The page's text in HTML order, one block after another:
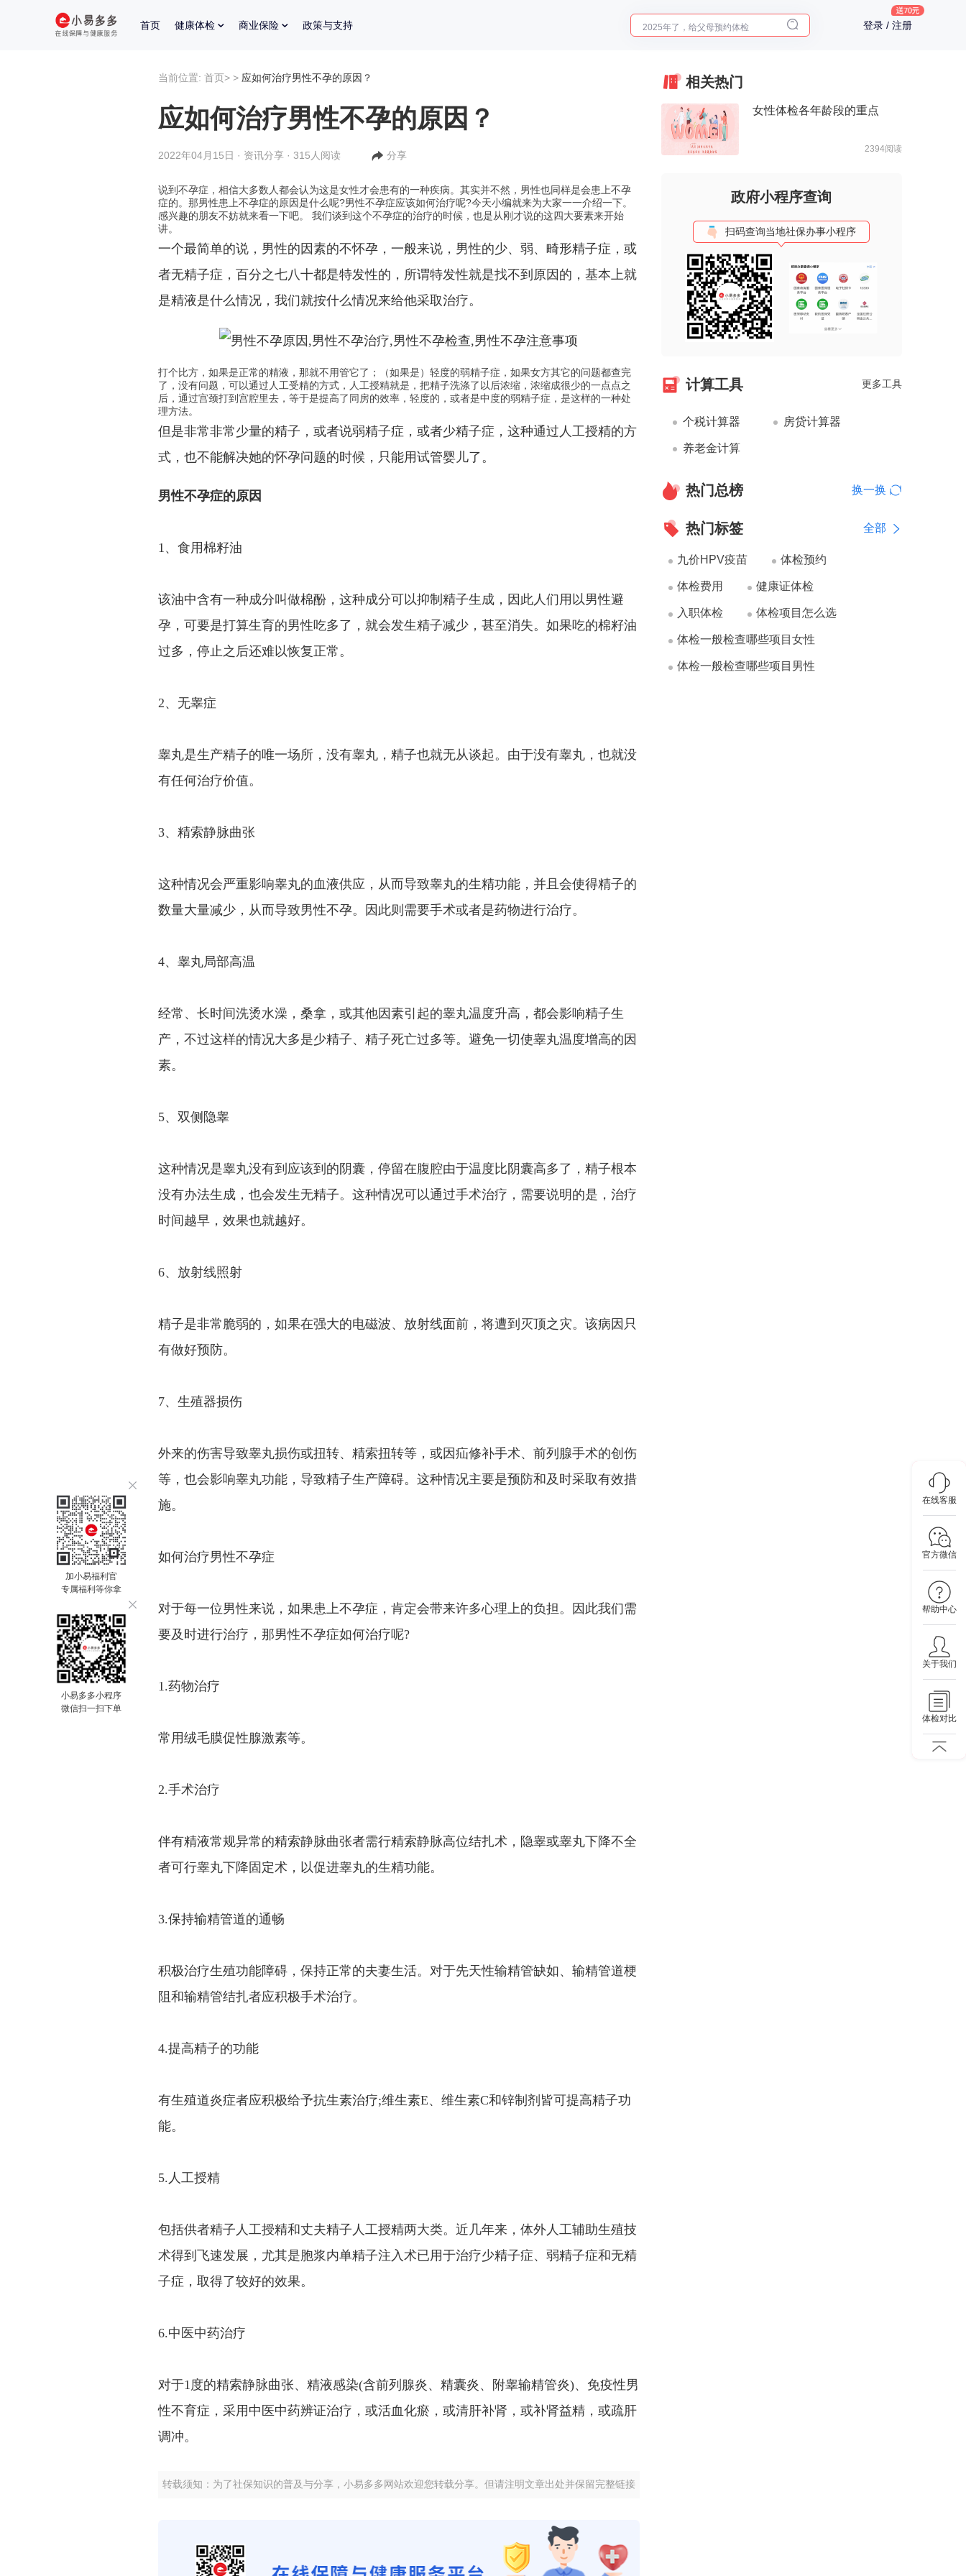
首页 健康体检 商业保险 政策与支持
体检前能吃药吗？
入职体检在线预约
登录 / 注册
在线客服
官方微信
帮助中心
关于我们
体检对比
加小易福利官
专属福利等你拿
小易多多小程序
微信扫一扫下单
当前位置: 首页> > 应如何治疗男性不孕的原因？
应如何治疗男性不孕的原因？
2022年04月15日 · 资讯分享 · 315人阅读 分享
说到不孕症，相信大多数人都会认为这是女性才会患有的一种疾病。其实并不然，男性也同样是会患上不孕
症的。那男性患上不孕症的原因是什么呢?男性不孕症应该如何治疗呢?今天小编就来为大家一一介绍一下。
感兴趣的朋友不妨就来看一下吧。 我们谈到这个不孕症的治疗的时候，也是从刚才说的这四大要素来开始
讲。
一个最简单的说，男性的因素的不怀孕，一般来说，男性的少、弱、畸形精子症，或
者无精子症，百分之七八十都是特发性的，所谓特发性就是找不到原因的，基本上就
是精液是什么情况，我们就按什么情况来给他采取治疗。
打个比方，如果是正常的精液，那就不用管它了；（如果是）轻度的弱精子症，如果女方其它的问题都查完
了，没有问题，可以通过人工受精的方式，人工授精就是，把精子洗涤了以后浓缩，浓缩成很少的一点点之
后，通过宫颈打到宫腔里去，等于是提高了同房的效率，轻度的，或者是中度的弱精子症，是这样的一种处
理方法。
但是非常非常少量的精子，或者说弱精子症，或者少精子症，这种通过人工授精的方
式，也不能解决她的怀孕问题的时候，只能用试管婴儿了。
男性不孕症的原因
1、食用棉籽油
该油中含有一种成分叫做棉酚，这种成分可以抑制精子生成，因此人们用以男性避
孕，可要是打算生育的男性吃多了，就会发生精子减少，甚至消失。如果吃的棉籽油
过多，停止之后还难以恢复正常。
2、无睾症
睾丸是生产精子的唯一场所，没有睾丸，精子也就无从谈起。由于没有睾丸，也就没
有任何治疗价值。
3、精索静脉曲张
这种情况会严重影响睾丸的血液供应，从而导致睾丸的生精功能，并且会使得精子的
数量大量减少，从而导致男性不孕。因此则需要手术或者是药物进行治疗。
4、睾丸局部高温
经常、长时间洗烫水澡，桑拿，或其他因素引起的睾丸温度升高，都会影响精子生
产，不过这样的情况大多是少精子、精子死亡过多等。避免一切使睾丸温度增高的因
素。
5、双侧隐睾
这种情况是睾丸没有到应该到的阴囊，停留在腹腔由于温度比阴囊高多了，精子根本
没有办法生成，也会发生无精子。这种情况可以通过手术治疗，需要说明的是，治疗
时间越早，效果也就越好。
6、放射线照射
精子是非常脆弱的，如果在强大的电磁波、放射线面前，将遭到灭顶之灾。该病因只
有做好预防。
7、生殖器损伤
外来的伤害导致睾丸损伤或扭转、精索扭转等，或因疝修补手术、前列腺手术的创伤
等，也会影响睾丸功能，导致精子生产障碍。这种情况主要是预防和及时采取有效措
施。
如何治疗男性不孕症
对于每一位男性来说，如果患上不孕症，肯定会带来许多心理上的负担。因此我们需
要及时进行治疗，那男性不孕症如何治疗呢?
1.药物治疗
常用绒毛膜促性腺激素等。
2.手术治疗
伴有精液常规异常的精索静脉曲张者需行精索静脉高位结扎术，隐睾或睾丸下降不全
者可行睾丸下降固定术，以促进睾丸的生精功能。
3.保持输精管道的通畅
积极治疗生殖功能障碍，保持正常的夫妻生活。对于先天性输精管缺如、输精管道梗
阻和输精管结扎者应积极手术治疗。
4.提高精子的功能
有生殖道炎症者应积极给予抗生素治疗;维生素E、维生素C和锌制剂皆可提高精子功
能。
5.人工授精
包括供者精子人工授精和丈夫精子人工授精两大类。近几年来，体外人工辅助生殖技
术得到飞速发展，尤其是胞浆内单精子注入术已用于治疗少精子症、弱精子症和无精
子症，取得了较好的效果。
6.中医中药治疗
对于1度的精索静脉曲张、精液感染(含前列腺炎、精囊炎、附睾输精管炎)、免疫性男
性不育症，采用中医中药辨证治疗，或活血化瘀，或清肝补肾，或补肾益精，或疏肝
调冲。
转载须知：为了社保知识的普及与分享，小易多多网站欢迎您转载分享。但请注明文章出处并保留完整链接
相关热门
女性体检各年龄段的重点
2394阅读
政府小程序查询
扫码查询当地社保办事小程序
计算工具 更多工具
个税计算器 房贷计算器
养老金计算
热门总榜 换一换
热门标签 全部
九价HPV疫苗 体检预约
体检费用 健康证体检
入职体检 体检项目怎么选
体检一般检查哪些项目女性
体检一般检查哪些项目男性